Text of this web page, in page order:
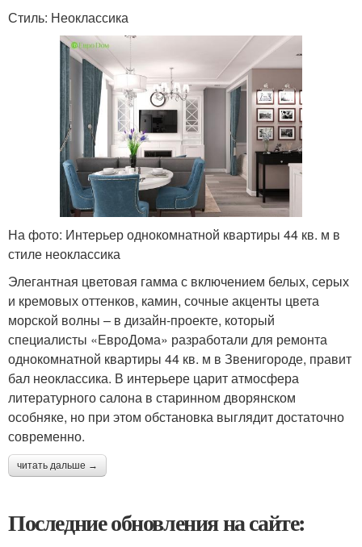
Стиль: Неоклассика
На фото: Интерьер однокомнатной квартиры 44 кв. м в
стиле неоклассика
Элегантная цветовая гамма с включением белых, серых
и кремовых оттенков, камин, сочные акценты цвета
морской волны – в дизайн-проекте, который
специалисты «ЕвроДома» разработали для ремонта
однокомнатной квартиры 44 кв. м в Звенигороде, правит
бал неоклассика. В интерьере царит атмосфера
литературного салона в старинном дворянском
особняке, но при этом обстановка выглядит достаточно
современно.
читать дальше →
Последние обновления на сайте: